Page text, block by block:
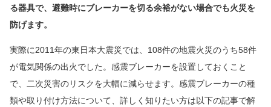
る器具で、避難時にブレーカーを切る余裕がない場合でも火災を
防げます。
実際に2011年の東日本大震災では、108件の地震火災のうち58件
が電気関係の出火でした。感震ブレーカーを設置しておくこと
で、二次災害のリスクを大幅に減らせます。感震ブレーカーの種
類や取り付け方法について、詳しく知りたい方は以下の記事で解